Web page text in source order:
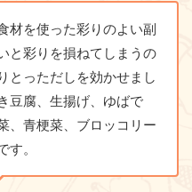
材を使った彩りのよい副
と彩りを損ねてしまうの
とっただしを効かせまし
豆腐、生揚げ、ゆばで
、青梗菜、ブロッコリー
す。